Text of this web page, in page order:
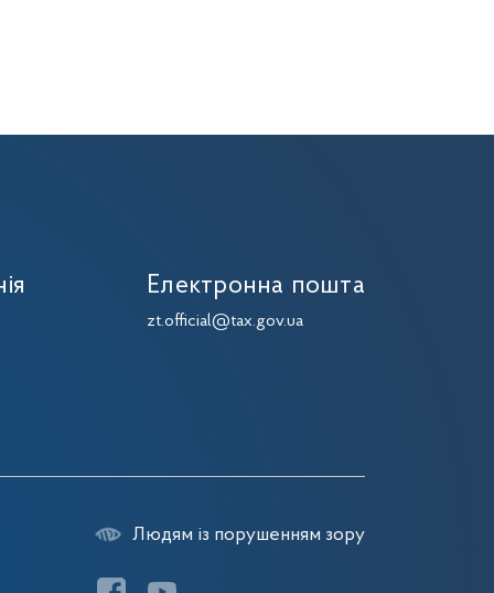
Електронна пошта
zt.official@tax.gov.ua
Людям із порушенням зору